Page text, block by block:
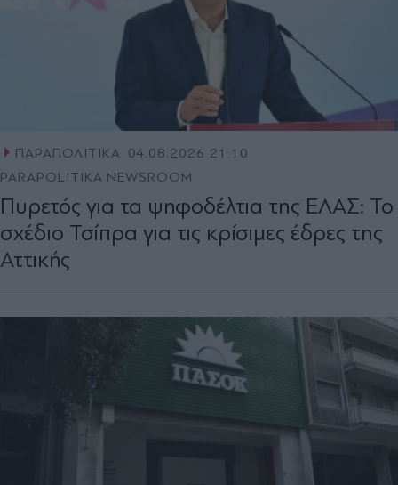
ΠΑΡΑΠΟΛΙΤΙΚΑ 04.08.2026 21:10
PARAPOLITIKA NEWSROOM
Πυρετός για τα ψηφοδέλτια της ΕΛΑΣ: Το
σχέδιο Τσίπρα για τις κρίσιμες έδρες της
Αττικής